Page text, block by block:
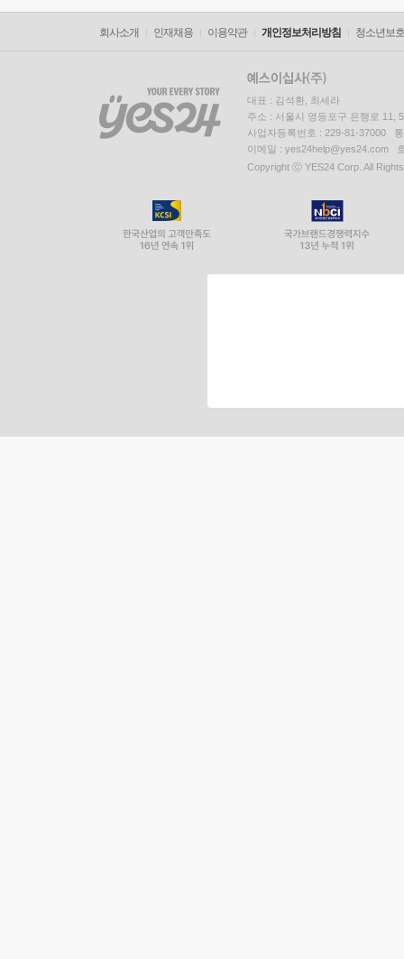
회사소개 인재채용 이용약관 개인정보처리방침 청소년보
대표 : 김석환, 최세라
주소 : 서울시 영등포구 은행로 11,
사업자등록번호 : 229-81-37000
이메일 : yes24help@yes24.com
Copyright ⓒ YES24 Corp. All